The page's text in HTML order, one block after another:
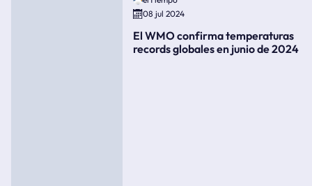
08 jul 2024
El WMO confirma temperaturas
records globales en junio de 2024